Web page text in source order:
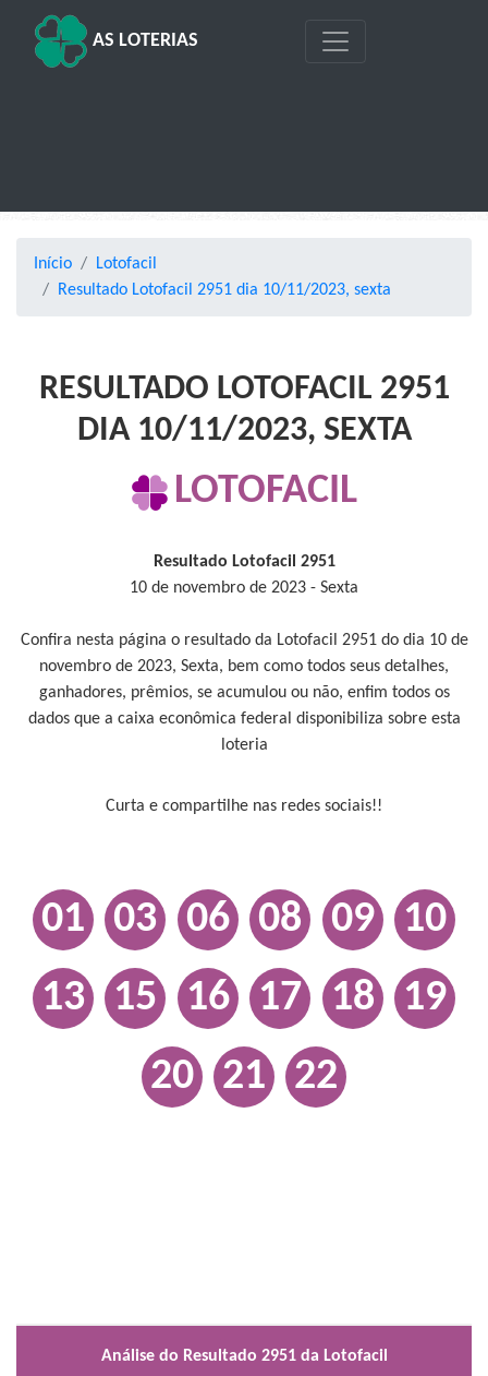
AS LOTERIAS
Início
Lotofacil
Resultado Lotofacil 2951 dia 10/11/2023, sexta
RESULTADO LOTOFACIL 2951
DIA 10/11/2023, SEXTA
LOTOFACIL
Resultado Lotofacil 2951
10 de novembro de 2023 - Sexta
Confira nesta página o resultado da Lotofacil 2951 do dia 10 de
novembro de 2023, Sexta, bem como todos seus detalhes,
ganhadores, prêmios, se acumulou ou não, enfim todos os
dados que a caixa econômica federal disponibiliza sobre esta
loteria
Curta e compartilhe nas redes sociais!!
01 03 06 08 09
10
13
15 16 17 18
19
20
21 22
Análise do Resultado 2951 da Lotofacil